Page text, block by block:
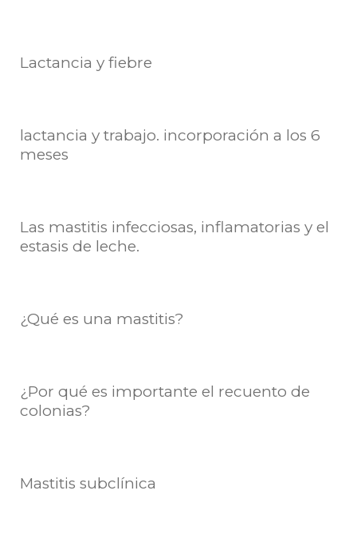
Lactancia y fiebre
lactancia y trabajo. incorporación a los 6
meses
Las mastitis infecciosas, inflamatorias y el
estasis de leche.
¿Qué es una mastitis?
¿Por qué es importante el recuento de
colonias?
Mastitis subclínica